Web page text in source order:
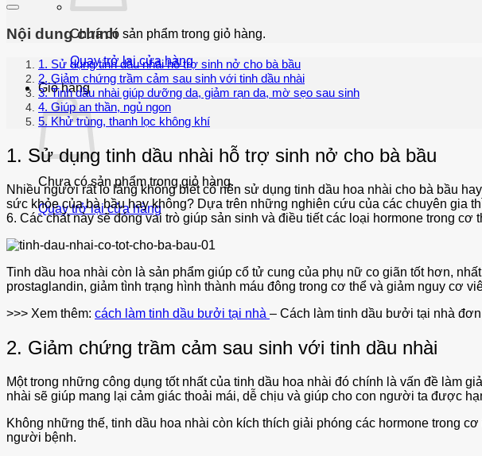
Chưa có sản phẩm trong giỏ hàng.
Quay trở lại cửa hàng
Giỏ hàng
Chưa có sản phẩm trong giỏ hàng.
Quay trở lại cửa hàng
Nội dung chính
1. Sử dụng tinh dầu nhài hỗ trợ sinh nở cho bà bầu
2. Giảm chứng trầm cảm sau sinh với tinh dầu nhài
3. Tinh dầu nhài giúp dưỡng da, giảm rạn da, mờ sẹo sau sinh
4. Giúp an thần, ngủ ngon
5. Khử trùng, thanh lọc không khí
1. Sử dụng tinh dầu nhài hỗ trợ sinh nở cho bà bầu
Nhiều người rất lo lắng không biết có nên sử dụng tinh dầu hoa nhài cho bà bầu
sức khỏe của bà bầu hay không? Dựa trên những nghiên cứu của các chuyên gia
6. Các chất này sẽ đóng vai trò giúp sản sinh và điều tiết các loại hormone trong
Tinh dầu hoa nhài còn là sản phẩm giúp cổ tử cung của phụ nữ co giãn tốt hơn,
prostaglandin, giảm tình trạng hình thành máu đông trong cơ thể và giảm nguy cơ
>>> Xem thêm: cách làm tinh dầu bưởi tại nhà – Cách làm tinh dầu bưởi tại nhà
2. Giảm chứng trầm cảm sau sinh với tinh dầu nhài
Một trong những công dụng tốt nhất của tinh dầu hoa nhài đó chính là vấn đề làm
nhài sẽ giúp mang lại cảm giác thoải mái, dễ chịu và giúp cho con người ta được
Không những thế, tinh dầu hoa nhài còn kích thích giải phóng các hormone trong
người bệnh.